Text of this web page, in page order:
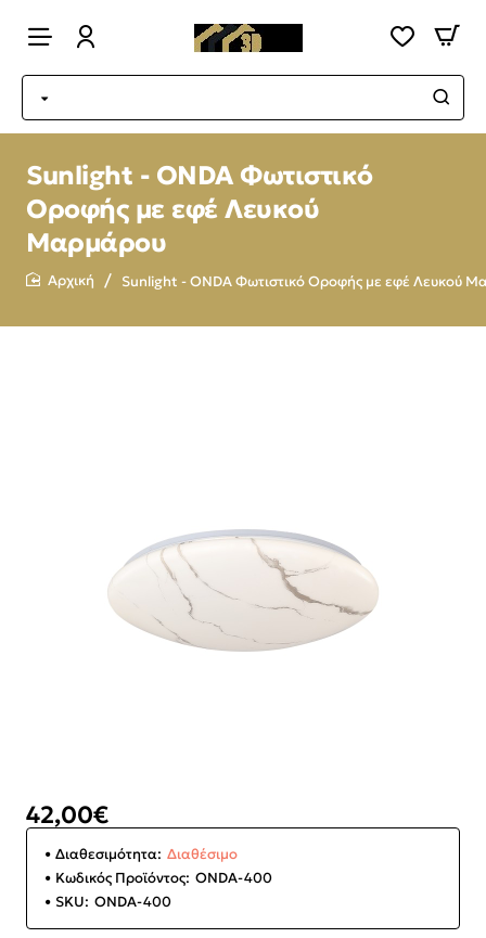
Sunlight - ONDA Φωτιστικό
Οροφής με εφέ Λευκού
Μαρμάρου
Sunlight - ONDA Φωτιστικό Οροφής με εφέ Λευκού
42,00€
Διαθεσιμότητα: Διαθέσιμο
Κωδικός Προϊόντος: ONDA-400
SKU: ONDA-400